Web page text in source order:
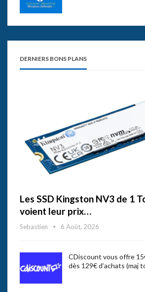
DERNIERS BONS PLANS
Les SSD Kingston NV3 de 1
voient leur prix…
Sebastien 6 Août, 2026
CDiscount vous offre
dès 129€ d’achats (maj